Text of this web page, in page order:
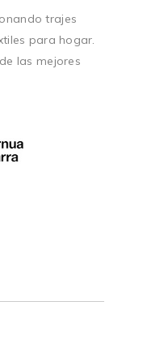
trajes
para hogar.
las mejores